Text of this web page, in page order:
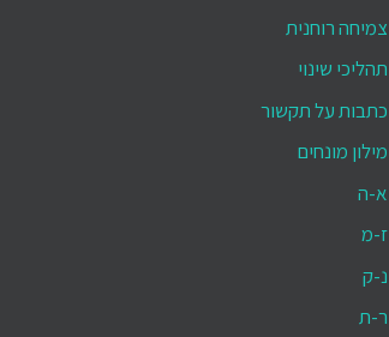
צמיחה רוחנית
תהליכי שינוי
כתבות על תקשור
מילון מונחים
א-ה
ז-מ
נ-ק
ר-ת